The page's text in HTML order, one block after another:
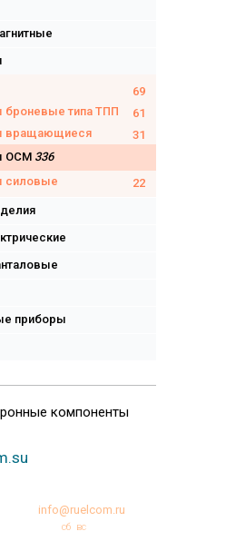
69
типа ТПП
61
вращающиеся
31
ОСМ 336
силовые
22
приборы
компоненты
info@ruelcom.ru
сб вс